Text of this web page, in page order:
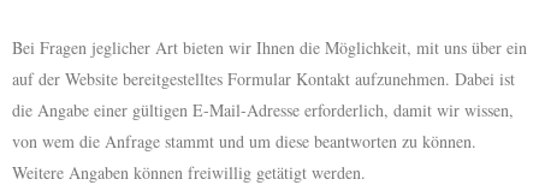
Bei Fragen jeglicher Art bieten wir Ihnen die Möglichkeit, mit uns über ein
auf der Website bereitgestelltes Formular Kontakt aufzunehmen. Dabei ist
die Angabe einer gültigen E-Mail-Adresse erforderlich, damit wir wissen,
von wem die Anfrage stammt und um diese beantworten zu können.
Weitere Angaben können freiwillig getätigt werden.